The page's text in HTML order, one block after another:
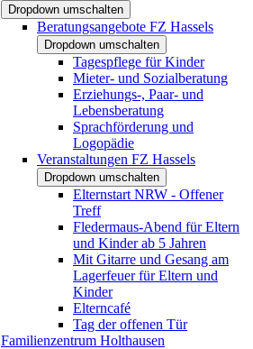
Dropdown umschalten
Beratungsangebote FZ Hassels
Dropdown umschalten
Tagespflege für Kinder
Mieter- und Sozialberatung
Erziehungs-, Paar- und
Lebensberatung
Sprachförderung und
Logopädie
Veranstaltungen FZ Hassels
Dropdown umschalten
Elternstart NRW - Offener
Treff
Fledermaus-Abend für Eltern
und Kinder ab 5 Jahren
Mit Gitarre und Gesang am
Lagerfeuer für Eltern und
Kinder
Elterncafé
Tag der offenen Tür
Familienzentrum Holthausen